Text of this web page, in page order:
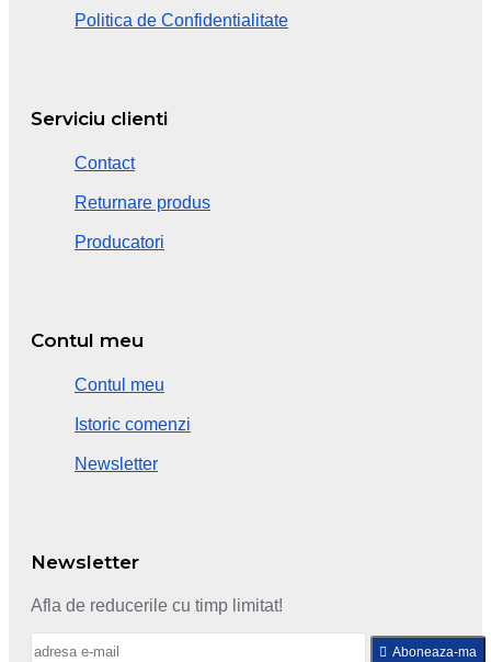
Politica de Confidentialitate
Serviciu clienti
Contact
Returnare produs
Producatori
Contul meu
Contul meu
Istoric comenzi
Newsletter
Newsletter
Afla de reducerile cu timp limitat!
Aboneaza-ma